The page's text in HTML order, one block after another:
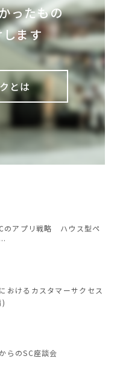
ったもの
ます
とは
のアプリ戦略 ハウス型ペ
おけるカスタマーサクセス
)
らのSC座談会